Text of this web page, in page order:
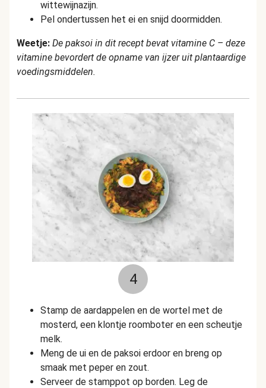
wittewijnazijn.
Pel ondertussen het ei en snijd doormidden.
Weetje: De paksoi in dit recept bevat vitamine C – deze
vitamine bevordert de opname van ijzer uit plantaardige
voedingsmiddelen.
4
Stamp de aardappelen en de wortel met de
mosterd, een klontje roomboter en een scheutje
melk.
Meng de ui en de paksoi erdoor en breng op
smaak met peper en zout.
Serveer de stamppot op borden. Leg de